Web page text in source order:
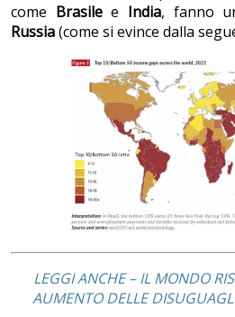
come Brasilee India, fanno
Russia(come si evince dalla
LEGGI ANCHE – IL MONDO
AUMENTO DELLE